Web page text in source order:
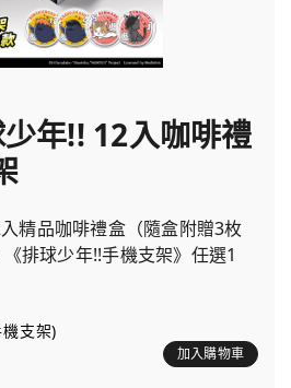
年!! 12入咖啡禮
精品咖啡禮盒（隨盒附贈3枚
排球少年!!手機支架》任選1
支架)
加入購物車